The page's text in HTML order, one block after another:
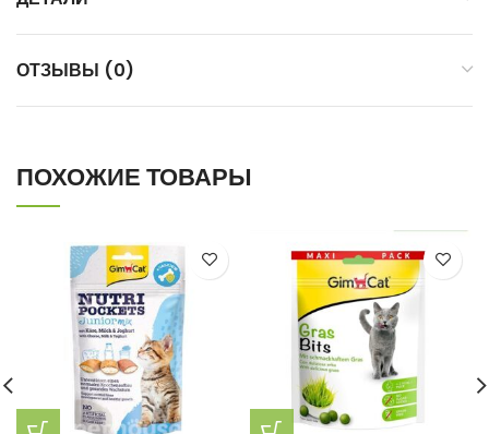
ОТЗЫВЫ (0)
ПОХОЖИЕ ТОВАРЫ